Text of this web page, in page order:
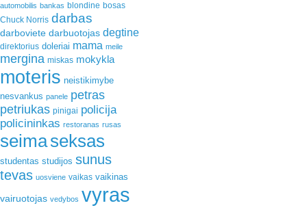
automobilis bankas blondine bosas
Chuck Norris darbas
darboviete darbuotojas degtine
direktorius doleriai mama meile
mergina miskas mokykla
moteris neistikimybe
nesvankus panele petras
petriukas pinigai policija
policininkas restoranas rusas
seimaseksas
studentas studijos sunus
tevas uosviene vaikas vaikinas
vairuotojas vedybos vyras